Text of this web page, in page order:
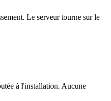
Le serveur tourne sur le
à l'installation. Aucune